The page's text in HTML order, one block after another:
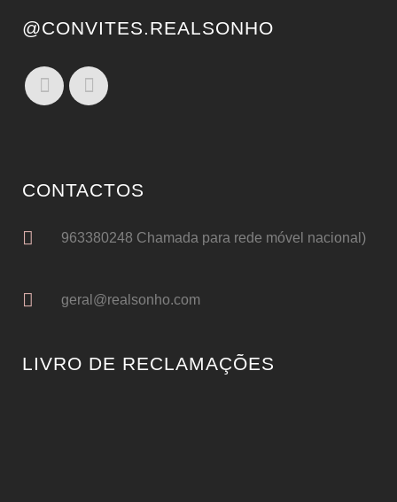
@CONVITES.REALSONHO
CONTACTOS
963380248 Chamada para rede móvel nacional)
geral@realsonho.com
LIVRO DE RECLAMAÇÕES